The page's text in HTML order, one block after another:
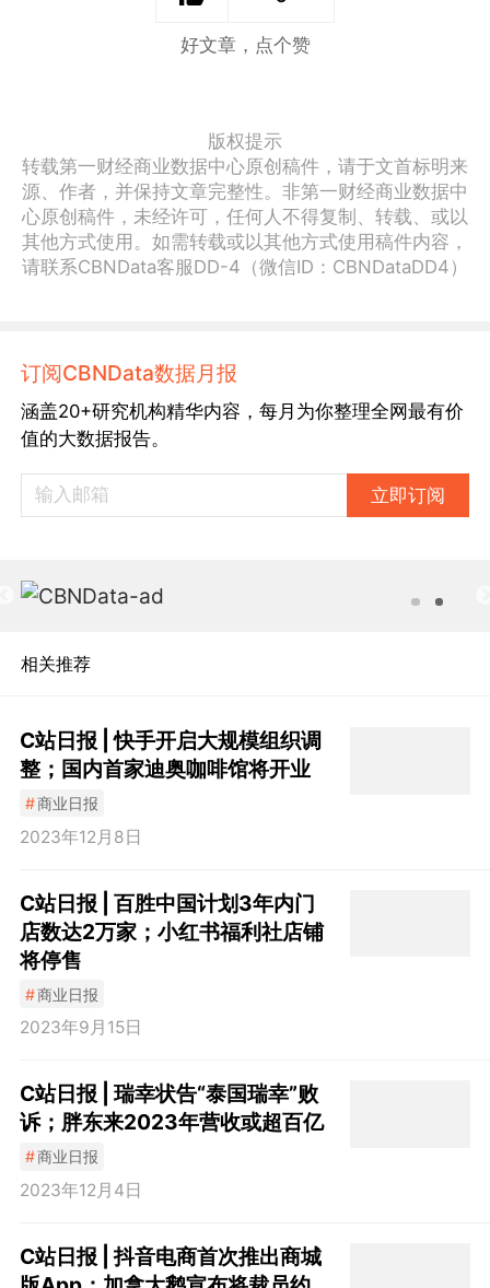
好文章，点个赞
版权提示
转载第一财经商业数据中心原创稿件，请于文首标明来
源、作者，并保持文章完整性。非第一财经商业数据中
心原创稿件，未经许可，任何人不得复制、转载、或以
其他方式使用。如需转载或以其他方式使用稿件内容，
请联系CBNData客服DD-4（微信ID：CBNDataDD4）
订阅CBNData数据月报
涵盖20+研究机构精华内容，每月为你整理全网最有价
值的大数据报告。
立即订阅
相关推荐
C站日报 | 快手开启大规模组织调
整；国内首家迪奥咖啡馆将开业
#商业日报
2023年12月8日
C站日报 | 百胜中国计划3年内门
店数达2万家；小红书福利社店铺
将停售
#商业日报
2023年9月15日
C站日报 | 瑞幸状告“泰国瑞幸”败
诉；胖东来2023年营收或超百亿
#商业日报
2023年12月4日
C站日报 | 抖音电商首次推出商城